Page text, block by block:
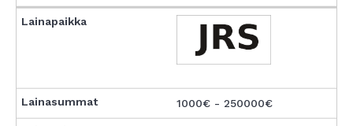
1000€ - 250000€